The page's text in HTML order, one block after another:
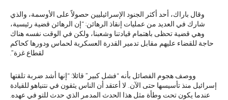
وقال باراك، أحد أكثر الجنود الإسرائيليين حصولاً على الأوسمة، والذي
شارك في العديد من ‏عمليات إنقاذ الرهائن: “إن الرهائن قضية رئيسية،
وهي قضية تحظى باهتمام قيادتنا وشعبنا، ‏ولكن في الوقت نفسه هناك
حاجة للقضاء عليهم مقابل تدمير القدرة العسكرية لحماس ودورها ‏كحاكم
لقطاع غزة”.‏
ووصف هجوم الفصائل بأنه “فشل كبير” قائلا: “إنها أشد ضربة تلقتها
إسرائيل منذ تأسيسها حتى ‏الآن.. لا أعتقد أن الناس يثقون في نتنياهو للقيادة
عندما يكون تحت وطأة مثل هذا الحدث ‏المدمر الذي حدث للتو في عهده.‏